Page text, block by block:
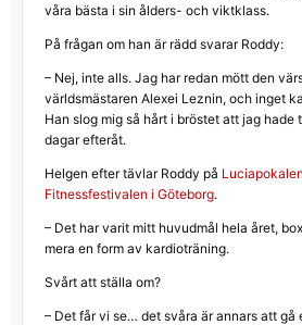
våra bästa i sin ålders- och viktklass.
På frågan om han är rädd svarar Roddy:
– Nej, inte alls. Jag har redan mött den
världsmästaren Alexei Leznin, och inget
Han slog mig så hårt i bröstet att jag hade
dagar efteråt.
Helgen efter tävlar Roddy på
Fitnessfestivalen i Göteborg.
– Det har varit mitt huvudmål hela året,
mera en form av kardioträning.
Svårt att ställa om?
– Det får vi se… det svåra är annars att gå